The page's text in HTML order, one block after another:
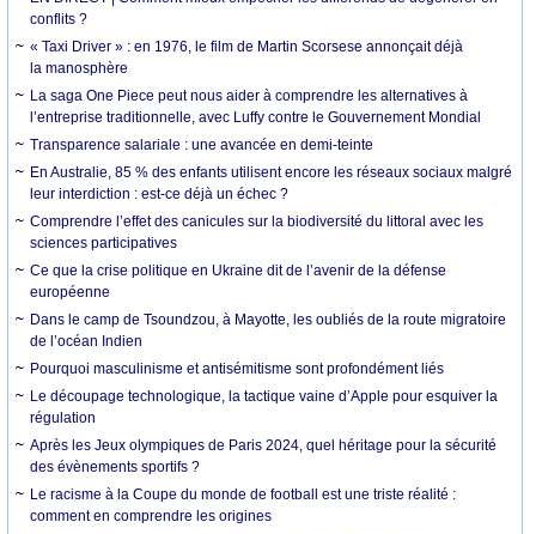
conflits ?
« Taxi Driver » : en 1976, le film de Martin Scorsese annonçait déjà
la manosphère
La saga One Piece peut nous aider à comprendre les alternatives à
l’entreprise traditionnelle, avec Luffy contre le Gouvernement Mondial
Transparence salariale : une avancée en demi-teinte
En Australie, 85 % des enfants utilisent encore les réseaux sociaux malgré
leur interdiction : est-ce déjà un échec ?
Comprendre l’effet des canicules sur la biodiversité du littoral avec les
sciences participatives
Ce que la crise politique en Ukraine dit de l’avenir de la défense
européenne
Dans le camp de Tsoundzou, à Mayotte, les oubliés de la route migratoire
de l’océan Indien
Pourquoi masculinisme et antisémitisme sont profondément liés
Le découpage technologique, la tactique vaine d’Apple pour esquiver la
régulation
Après les Jeux olympiques de Paris 2024, quel héritage pour la sécurité
des évènements sportifs ?
Le racisme à la Coupe du monde de football est une triste réalité :
comment en comprendre les origines